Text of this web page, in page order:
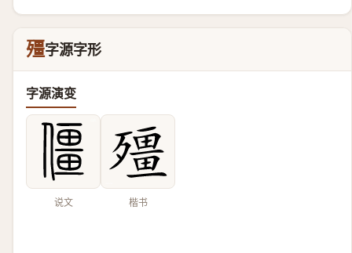
殭字源字形
字源演变
说文 楷书